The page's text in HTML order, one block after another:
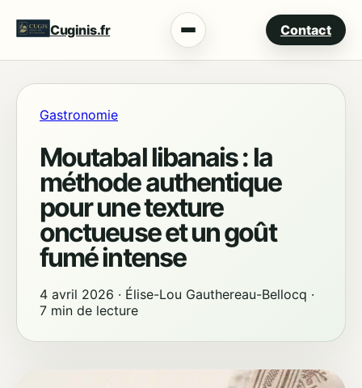
Cuginis.fr Menu Contact
Gastronomie
Moutabal libanais : la
méthode authentique
pour une texture
onctueuse et un goût
fumé intense
4 avril 2026 · Élise-Lou Gauthereau-Bellocq ·
7 min de lecture